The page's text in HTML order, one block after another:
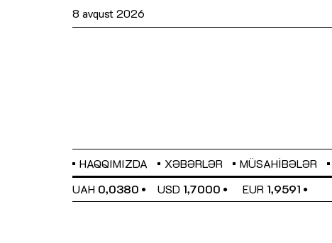
8 avqust 2026
HAQQIMIZDA XƏBƏRLƏR MÜSAHIBƏLƏR
UAH 0,0380 USD 1,7000 EUR 1,9591